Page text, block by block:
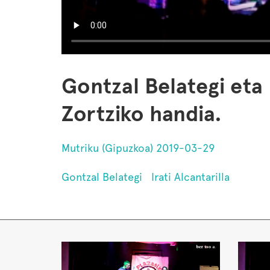
Gontzal Belategi
Zortziko handia.
Mutriku (Gipuzkoa) 2019-03-29
Gontzal Belategi Irati Alcantarilla